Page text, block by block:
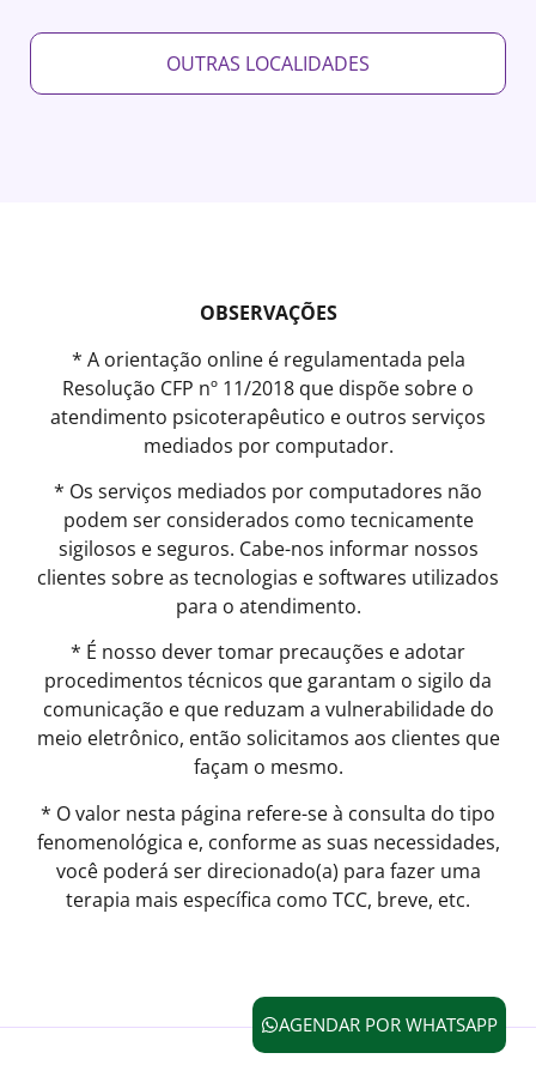
OUTRAS LOCALIDADES
OBSERVAÇÕES
* A orientação online é regulamentada pela
Resolução CFP nº 11/2018 que dispõe sobre o
atendimento psicoterapêutico e outros serviços
mediados por computador.
* Os serviços mediados por computadores não
podem ser considerados como tecnicamente
sigilosos e seguros. Cabe-nos informar nossos
clientes sobre as tecnologias e softwares utilizados
para o atendimento.
* É nosso dever tomar precauções e adotar
procedimentos técnicos que garantam o sigilo da
comunicação e que reduzam a vulnerabilidade do
meio eletrônico, então solicitamos aos clientes que
façam o mesmo.
* O valor nesta página refere-se à consulta do tipo
fenomenológica e, conforme as suas necessidades,
você poderá ser direcionado(a) para fazer uma
terapia mais específica como TCC, breve, etc.
AGENDAR POR WHATSAPP